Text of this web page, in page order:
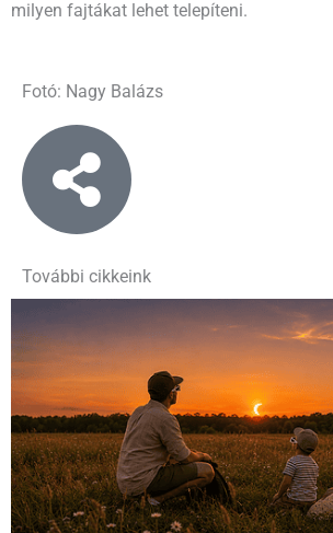
milyen fajtákat lehet telepíteni.
Fotó: Nagy Balázs
További cikkeink